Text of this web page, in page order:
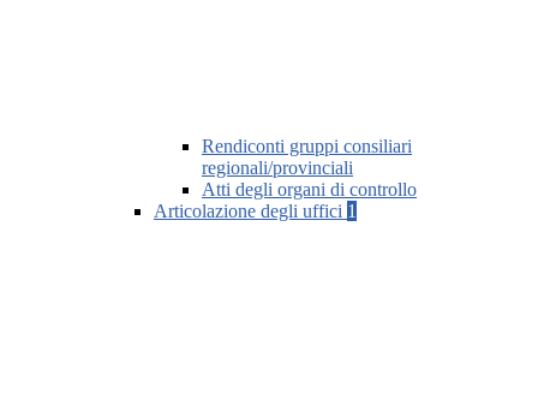
Rendiconti gruppi consiliari
regionali/provinciali
Atti degli organi di controllo
Articolazione degli uffici 1